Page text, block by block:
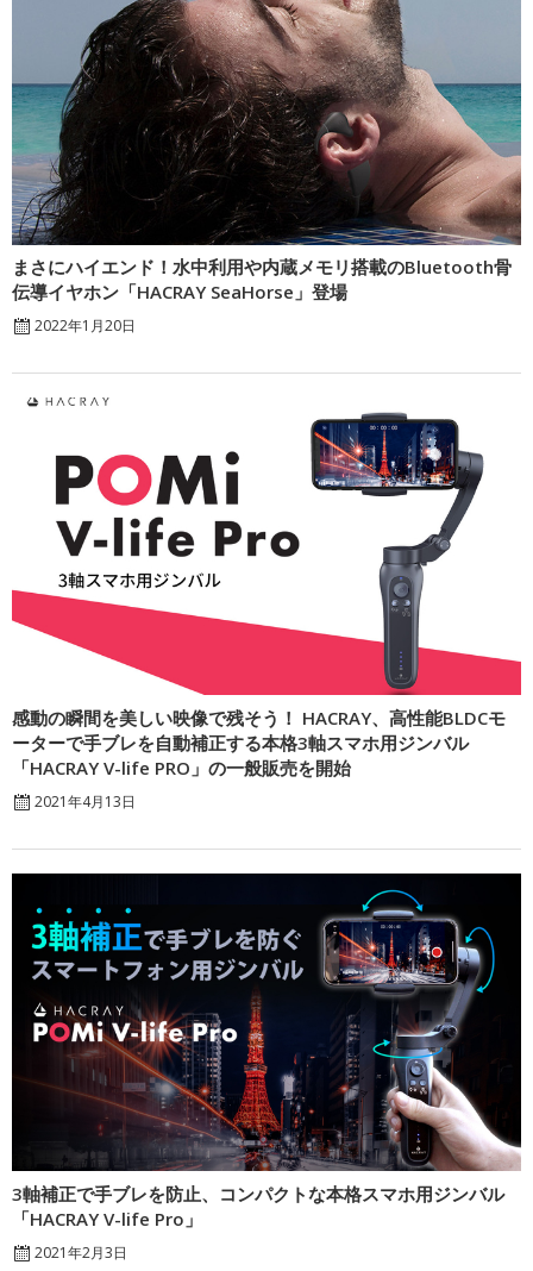
まさにハイエンド！水中利用や内蔵メモリ搭載のBluetooth骨
伝導イヤホン「HACRAY SeaHorse」登場
2022年1月20日
感動の瞬間を美しい映像で残そう！ HACRAY、高性能BLDCモ
ーターで手ブレを自動補正する本格3軸スマホ用ジンバル
「HACRAY V-life PRO」の一般販売を開始
2021年4月13日
3軸補正で手ブレを防止、コンパクトな本格スマホ用ジンバル
「HACRAY V-life Pro」
2021年2月3日